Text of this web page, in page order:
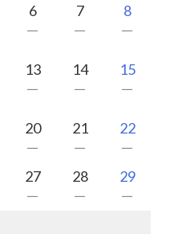
6
－
7
－
8
－
13
－
14
－
15
－
20
－
21
－
22
－
27
－
28
－
29
－